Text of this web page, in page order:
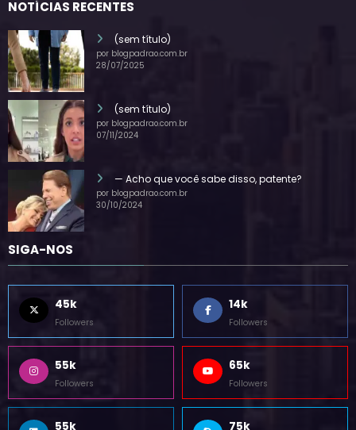
(sem título)
por blogpadrao.com.br
(sem título)
por blogpadrao.com.br
— Acho que você sabe disso, patente?
por blogpadrao.com.br
SIGA-NOS
45k
Followers
14k
Followers
55k
Followers
65k
Followers